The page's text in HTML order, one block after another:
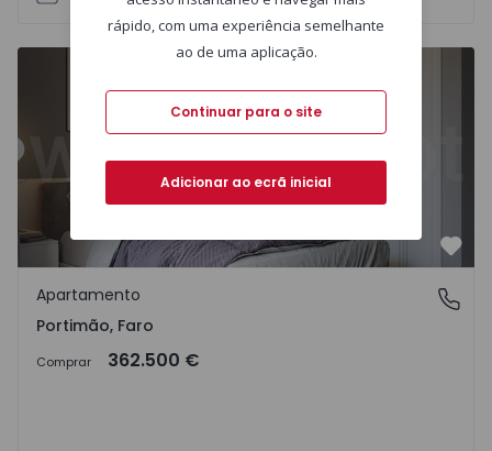
Portimão, Faro
Apartamento
Portimão, Faro
Comprar 362.500 €
rápido, com uma experiência semelhante
ao de uma aplicação.
Continuar para o site
Adicionar ao ecrã inicial